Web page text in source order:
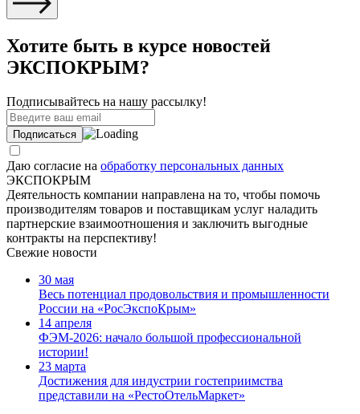
Хотите быть в курсе новостей
ЭКСПОКРЫМ?
Подписывайтесь на нашу рассылку!
Даю согласие на обработку персональных данных
ЭКСПОКРЫМ
Деятельность компании направлена на то, чтобы помочь
производителям товаров и поставщикам услуг наладить
партнерские взаимоотношения и заключить выгодные
контракты на перспективу!
Свежие новости
30 мая
Весь потенциал продовольствия и промышленности
России на «РосЭкспоКрым»
14 апреля
ФЭМ-2026: начало большой профессиональной
истории!
23 марта
Достижения для индустрии гостеприимства
представили на «РестоОтельМаркет»